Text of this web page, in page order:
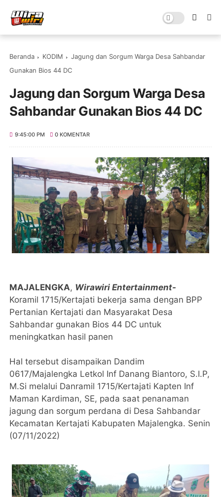
Beranda KODIM
Jagung dan Sorgum Warga Desa Sahbandar
Gunakan Bios 44 DC
Jagung dan Sorgum Warga Desa
Sahbandar Gunakan Bios 44 DC
9:45:00 PM 0 KOMENTAR
MAJALENGKA, Wirawiri Entertainment-
Koramil 1715/Kertajati bekerja sama dengan BPP
Pertanian Kertajati dan Masyarakat Desa
Sahbandar gunakan Bios 44 DC untuk
meningkatkan hasil panen
Hal tersebut disampaikan Dandim
0617/Majalengka Letkol Inf Danang Biantoro, S.I.P,
M.Si melalui Danramil 1715/Kertajati Kapten Inf
Maman Kardiman, SE, pada saat penanaman
jagung dan sorgum perdana di Desa Sahbandar
Kecamatan Kertajati Kabupaten Majalengka. Senin
(07/11/2022)